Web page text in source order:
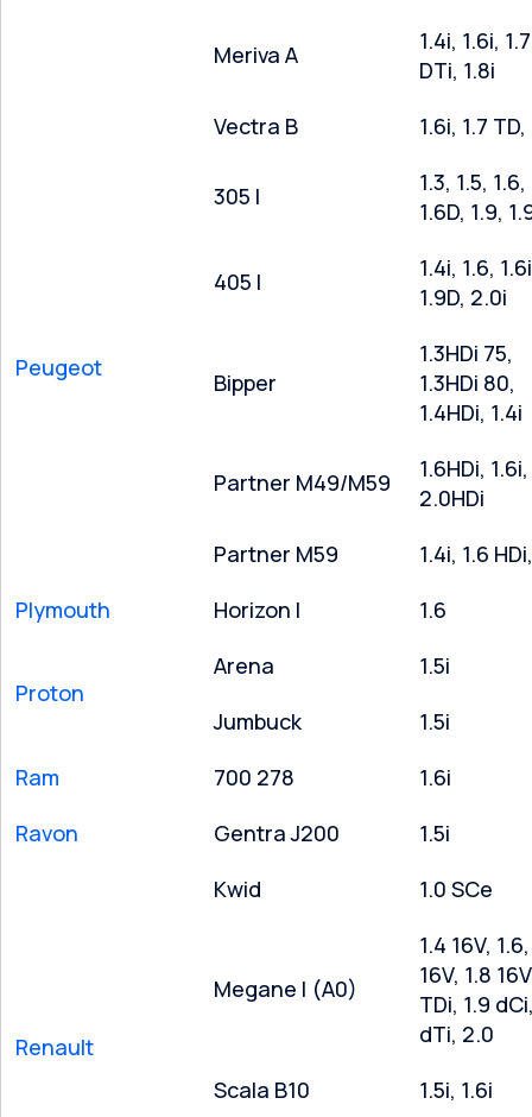
Meriva A
1.4i, 1.6i, 1.7
DTi, 1.8i
Vectra B
1.6i, 1.7 TD,
Peugeot
305 I
1.3, 1.5, 1.6,
1.6D, 1.9,
405 I
1.4i, 1.6,
1.9D, 2.0i
Bipper
1.3HDi 75,
1.3HDi 80,
1.4HDi, 1.4i
Partner M49/M59
1.6HDi,
2.0HDi
Partner M59
1.4i, 1.6
Plymouth
Horizon l 1.6
Proton
Arena
1.5i
Jumbuck
1.5i
Ram
700 278
1.6i
Ravon
Gentra J200 1.5i
Renault
Kwid 1.0 SCe
Megane I (A0)
1.4 16V,
16V, 1.8
TDi, 1.9
dTi, 2.0
Scala B10
1.5i, 1.6i